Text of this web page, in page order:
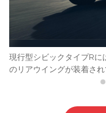
現行型シビックタイプRに
のリアウイングが装着さ